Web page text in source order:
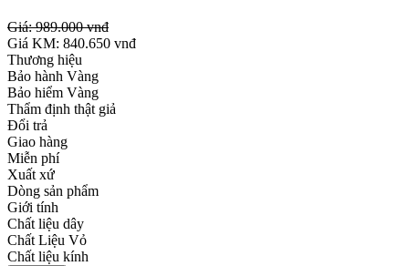
Giá:989.000 vnđ
Giá KM: 840.650 vnđ
Thương hiệu
Bảo hành Vàng
Bảo hiểm Vàng
Thẩm định thật giả
Đổi trả
Giao hàng
Miễn phí
Xuất xứ
Dòng sản phẩm
Giới tính
Chất liệu dây
Chất Liệu Vỏ
Chất liệu kính